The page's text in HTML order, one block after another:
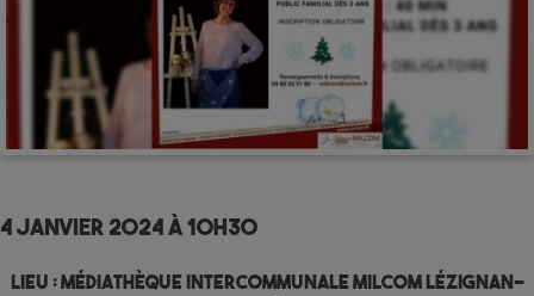
4 janvier 2024 à 10h30
Lieu :Médiathèque Intercommunale MILCOM Lézignan-